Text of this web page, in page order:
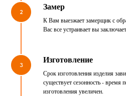
2 Замер
К Вам выезжает замерщик с
Вас все устраивает вы
3 Изготовление
Срок изготовления изделия
существует сезонность -
изготовления увеличен.